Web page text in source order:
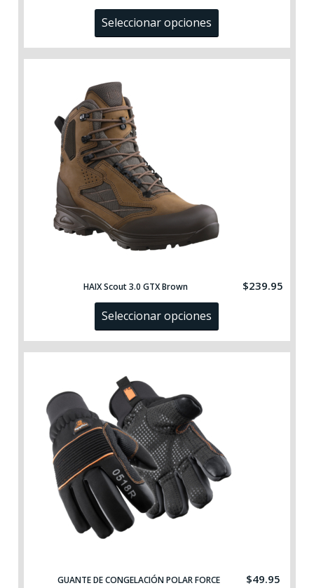
Seleccionar opciones
HAIX Scout 3.0 GTX Brown $239.95
Seleccionar opciones
GUANTE DE CONGELACIÓN POLAR FORCE $49.95